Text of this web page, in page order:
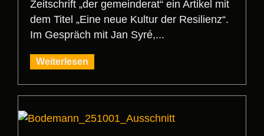
Zeitschrift „der gemeinderat“ ein Artikel mit
dem Titel „Eine neue Kultur der Resilienz“.
Im Gespräch mit Jan Syré,...
Weiterlesen